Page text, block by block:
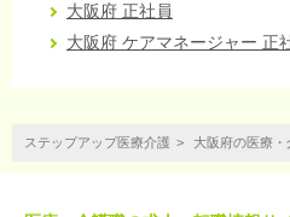
大阪府 正社員
大阪府 ケアマネージャー 正
ステップアップ医療介護 大阪府の医療・